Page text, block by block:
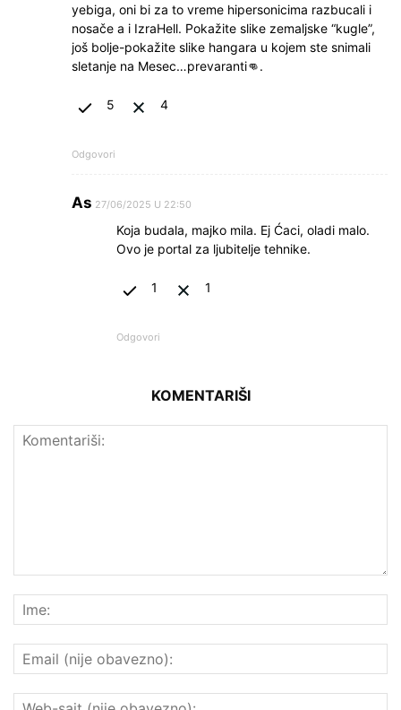
yebiga, oni bi za to vreme hipersonicima razbucali i
nosače a i IzraHell. Pokažite slike zemaljske “kugle”,
još bolje-pokažite slike hangara u kojem ste snimali
sletanje na Mesec…prevaranti👊.
5 4
Odgovori
As 27/06/2025 U 22:50
Koja budala, majko mila. Ej Ćaci, oladi malo.
Ovo je portal za ljubitelje tehnike.
1 1
Odgovori
KOMENTARIŠI